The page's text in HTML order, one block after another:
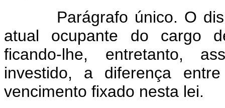
Parágrafo único. O
atual ocupante do cargo
ficando-lhe, entretanto,
investido, a diferença
vencimento fixado nesta lei.